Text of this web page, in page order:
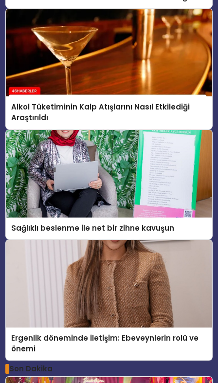
Görüntüleri Ortaya Çıktı
Alkol Tüketiminin Kalp Atışlarını Nasıl Etkilediği
Araştırıldı
Sağlıklı beslenme ile net bir zihne kavuşun
Ergenlik döneminde iletişim: Ebeveynlerin rolü ve
önemi
Son Dakika